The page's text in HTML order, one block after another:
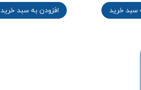
افزودن به سبد خرید سبد خرید